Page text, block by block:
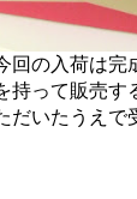
回の入荷は完
持って販売す
だいたうえで